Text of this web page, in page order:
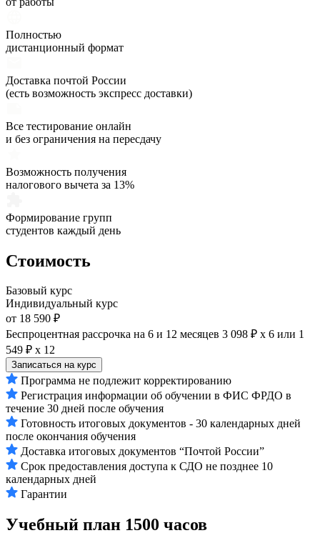
Полностью
дистанционный формат
Доставка почтой России
(есть возможность экспресс доставки)
Все тестирование онлайн
и без ограничения на пересдачу
Возможность получения
налогового вычета за 13%
Формирование групп
студентов каждый день
Стоимость
Базовый курс
Индивидуальный курс
от 18 590 ₽
Беспроцентная рассрочка на 6 и 12 месяцев 3 098 ₽ х 6 или 1
549 ₽ х 12
Записаться на курс
Программа не подлежит корректированию
Регистрация информации об обучении в ФИС ФРДО в
течение 30 дней после обучения
Готовность итоговых документов - 30 календарных дней
после окончания обучения
Доставка итоговых документов “Почтой России”
Срок предоставления доступа к СДО не позднее 10
календарных дней
Гарантии
Учебный план 1500 часов